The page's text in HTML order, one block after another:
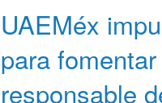
UAEMéx
para
responsable